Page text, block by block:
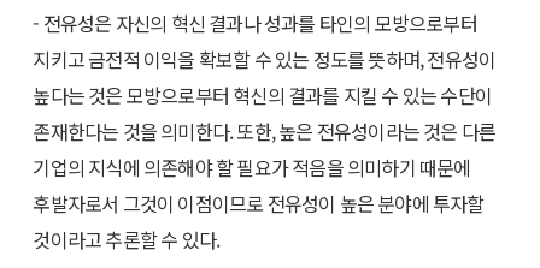
- 전유성은 자신의 혁신 결과나 성과를 타인의 모방으로부터
지키고 금전적 이익을 확보할 수 있는 정도를 뜻하며, 전유성이
높다는 것은 모방으로부터 혁신의 결과를 지킬 수 있는 수단이
존재한다는 것을 의미한다. 또한, 높은 전유성이라는 것은 다른
기업의 지식에 의존해야 할 필요가 적음을 의미하기 때문에
후발자로서 그것이 이점이므로 전유성이 높은 분야에 투자할
것이라고 추론할 수 있다.